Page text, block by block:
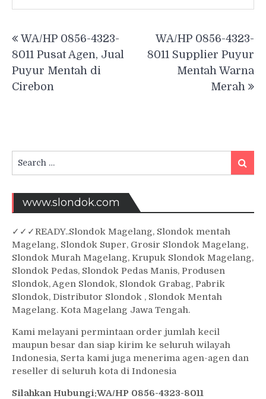
navigation
WA/HP 0856-4323-
8011 Pusat Agen, Jual
Puyur Mentah di
Cirebon
WA/HP 0856-4323-
8011 Supplier Puyur
Mentah Warna
Merah
Search
for:
Search
www.slondok.com
✓ ✓✓READY..Slondok Magelang, Slondok mentah
Magelang, Slondok Super, Grosir Slondok Magelang,
Slondok Murah Magelang, Krupuk Slondok Magelang,
Slondok Pedas, Slondok Pedas Manis, Produsen
Slondok, Agen Slondok, Slondok Grabag, Pabrik
Slondok, Distributor Slondok , Slondok Mentah
Magelang. Kota Magelang Jawa Tengah.
Kami melayani permintaan order jumlah kecil
maupun besar dan siap kirim ke seluruh wilayah
Indonesia, Serta kami juga menerima agen-agen dan
reseller di seluruh kota di Indonesia
Silahkan Hubungi:WA/HP 0856-4323-8011